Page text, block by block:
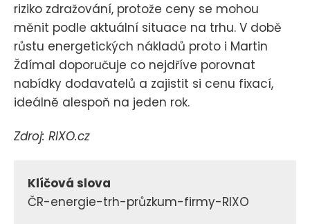
riziko zdražování, protože ceny se mohou
měnit podle aktuální situace na trhu. V době
růstu energetických nákladů proto i Martin
Ždímal doporučuje co nejdříve porovnat
nabídky dodavatelů a zajistit si cenu fixací,
ideálně alespoň na jeden rok.
Zdroj: RIXO.cz
Klíčová slova
ČR-energie-trh-průzkum-firmy-RIXO